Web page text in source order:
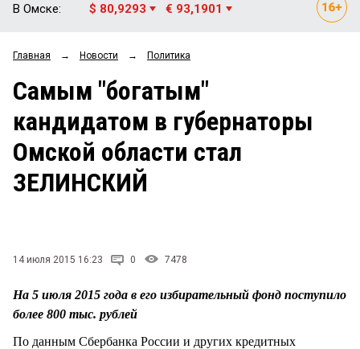
ОБЩЕСТВО
ЗАКОН
НОВОСТИ КОМПАНИЙ
ПРОИСШЕСТВИЯ
Блоги
Архив
В Омске: $ 80,9293 € 93,1901
Главная → Новости → Политика
Самым "богатым"
кандидатом в губернаторы
Омской области стал
ЗЕЛИНСКИЙ
14 июля 2015 16:23 0 7478
На 5 июля 2015 года в его избирательный фонд поступило
более 800 тыс. рублей
По данным Сбербанка России и других кредитных